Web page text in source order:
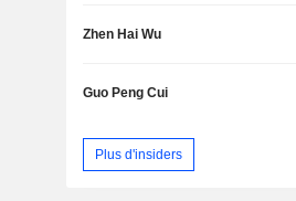
Zhen Hai Wu
Guo Peng Cui
Plus d'insiders